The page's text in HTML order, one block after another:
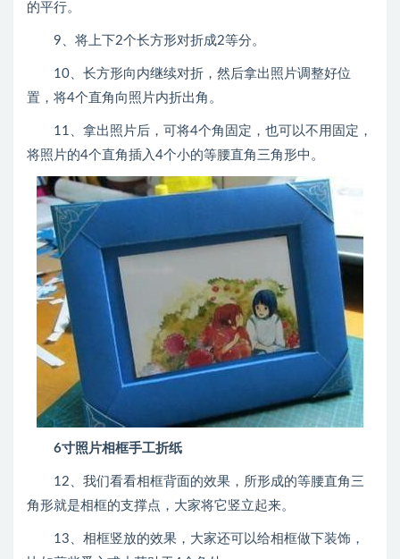
的平行。
9、将上下2个长方形对折成2等分。
10、长方形向内继续对折，然后拿出照片调整好位
置，将4个直角向照片内折出角。
11、拿出照片后，可将4个角固定，也可以不用固定，
将照片的4个直角插入4个小的等腰直角三角形中。
6寸照片相框手工折纸
12、我们看看相框背面的效果，所形成的等腰直角三
角形就是相框的支撑点，大家将它竖立起来。
13、相框竖放的效果，大家还可以给相框做下装饰，